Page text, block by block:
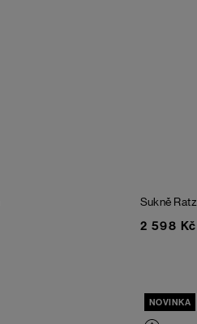
Sukně Ratz
2 598 Kč
NOVINKA